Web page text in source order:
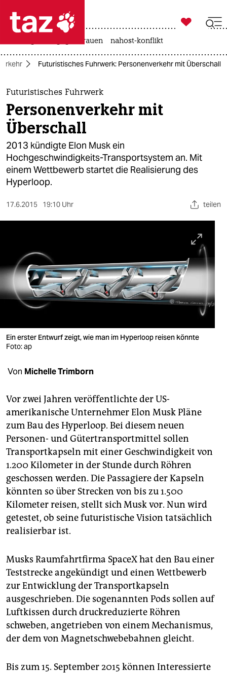
 taz zahl ich
taz zahl ich
themen
politik
öko
gesellschaft
kultur
sport
nord
wahrheit
verlag
veranstaltungen
fragen & hilfe
unterstützen
abo
genossenschaft
epaper login

taz zahl ich
gewalt gegen frauen nahost-konflikt
Futuristisches Fuhrwerk: Personenverkehr mit Überschall
Futuristisches Fuhrwerk
Personenverkehr mit
Überschall
2013 kündigte Elon Musk ein
Hochgeschwindigkeits-Transportsystem an. Mit
einem Wettbewerb startet die Realisierung des
Hyperloop.
17.6.2015 19:10 Uhr teilen
Ein erster Entwurf zeigt, wie man im Hyperloop reisen könnte
Foto: ap
Von Michelle Trimborn
Vor zwei Jahren veröffentlichte der US-
amerikanische Unternehmer Elon Musk Pläne
zum Bau des Hyperloop. Bei diesem neuen
Personen- und Gütertransportmittel sollen
Transportkapseln mit einer Geschwindigkeit von
1.200 Kilometer in der Stunde durch Röhren
geschossen werden. Die Passagiere der Kapseln
könnten so über Strecken von bis zu 1.500
Kilometer reisen, stellt sich Musk vor. Nun wird
getestet, ob seine futuristische Vision tatsächlich
realisierbar ist.
Musks Raumfahrtfirma SpaceX hat den Bau einer
Teststrecke angekündigt und einen Wettbewerb
zur Entwicklung der Transportkapseln
ausgeschrieben. Die sogenannten Pods sollen auf
Luftkissen durch druckreduzierte Röhren
schweben, angetrieben von einem Mechanismus,
der dem von Magnetschwebebahnen gleicht.
Bis zum 15. September 2015 können Interessierte